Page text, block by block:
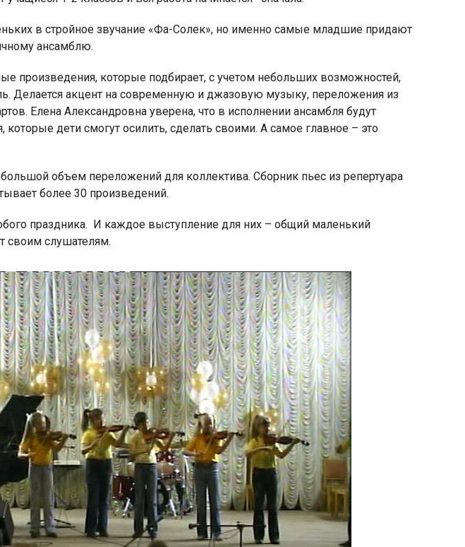
в стройное звучание «Фа-Солек», но именно самые младшие придают
ансамблю.
произведения, которые подбирает, с учетом небольших возможностей,
Делается акцент на современную и джазовую музыку, переложения из
Елена Александровна уверена, что в исполнении ансамбля будут
которые дети смогут осилить, сделать своими. А самое главное – это
объем переложений для коллектива. Сборник пьес из репертуара
более 30 произведений.
праздника. И каждое выступление для них – общий маленький
своим слушателям.